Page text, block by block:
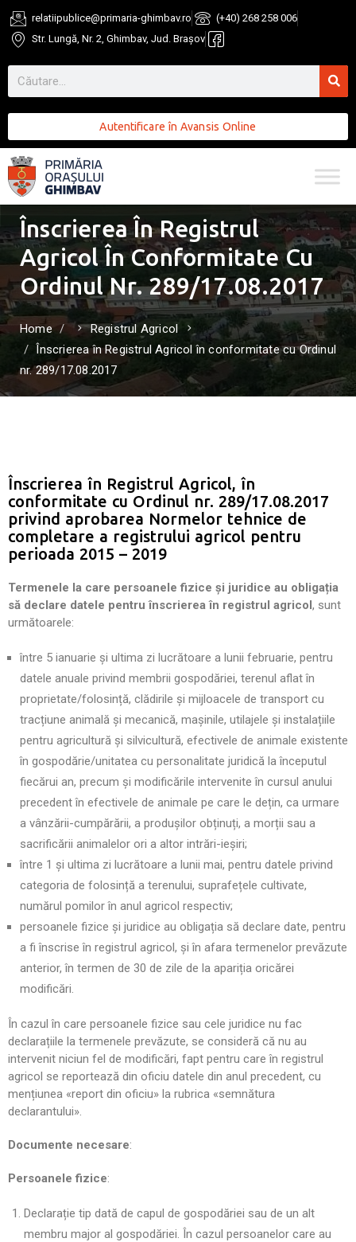
relatiipublice@primaria-ghimbav.ro
(+40) 268 258 006
Str. Lungă, Nr. 2, Ghimbav, Jud. Brașov
Autentificare în Avansis Online
Înscrierea În Registrul
Agricol În Conformitate Cu
Ordinul Nr. 289/17.08.2017
Home
Registrul Agricol
Înscrierea în Registrul Agricol în conformitate cu Ordinul
nr. 289/17.08.2017
Înscrierea în Registrul Agricol, în
conformitate cu Ordinul nr. 289/17.08.2017
privind aprobarea Normelor tehnice de
completare a registrului agricol pentru
perioada 2015 – 2019
Termenele la care persoanele fizice și juridice au obligația
să declare datele pentru înscrierea în registrul agricol, sunt
următoarele:
între 5 ianuarie și ultima zi lucrătoare a lunii februarie, pentru
datele anuale privind membrii gospodăriei, terenul aflat în
proprietate/folosință, clădirile și mijloacele de transport cu
tracțiune animală și mecanică, mașinile, utilajele și instalațiile
pentru agricultură și silvicultură, efectivele de animale existente
în gospodărie/unitatea cu personalitate juridică la începutul
fiecărui an, precum și modificările intervenite în cursul anului
precedent în efectivele de animale pe care le dețin, ca urmare
a vânzării-cumpărării, a produșilor obținuți, a morții sau a
sacrificării animalelor ori a altor intrări-ieșiri;
între 1 și ultima zi lucrătoare a lunii mai, pentru datele privind
categoria de folosință a terenului, suprafețele cultivate,
numărul pomilor în anul agricol respectiv;
persoanele fizice și juridice au obligația să declare date, pentru
a fi înscrise în registrul agricol, și în afara termenelor prevăzute
anterior, în termen de 30 de zile de la apariția oricărei
modificări.
În cazul în care persoanele fizice sau cele juridice nu fac
declarațiile la termenele prevăzute, se consideră că nu au
intervenit niciun fel de modificări, fapt pentru care în registrul
agricol se reportează din oficiu datele din anul precedent, cu
mențiunea «report din oficiu» la rubrica «semnătura
declarantului».
Documente necesare:
Persoanele fizice:
Declarație tip dată de capul de gospodăriei sau de un alt
membru major al gospodăriei. În cazul persoanelor care au